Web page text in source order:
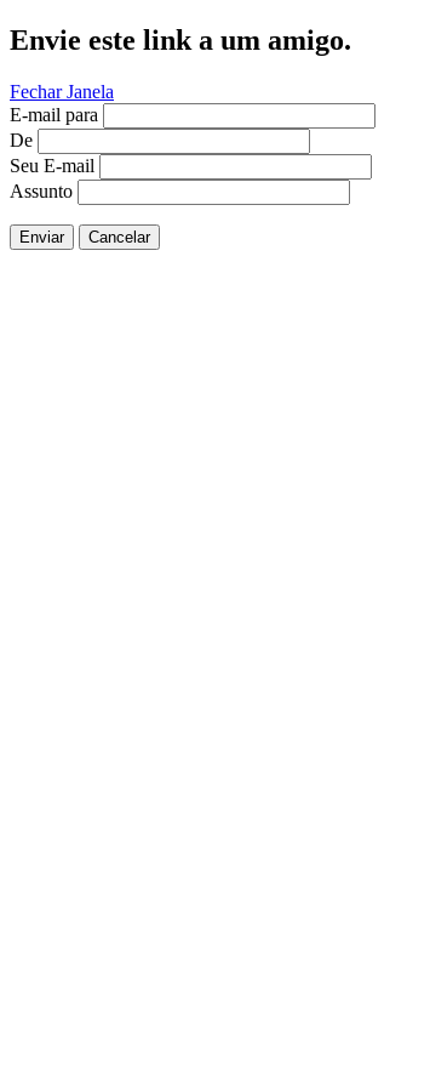
Envie este link a um amigo.
Fechar Janela
E-mail para
De
Seu E-mail
Assunto
Enviar Cancelar